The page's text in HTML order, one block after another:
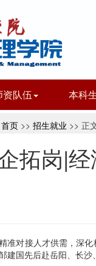
资队伍 本科
首页 >> 招生就业 >> 正
拓岗|
准对接人才供需，深
建国先后赴岳阳、长